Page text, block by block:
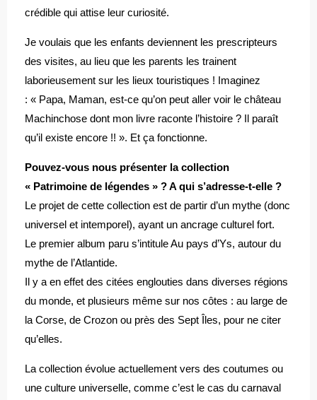
crédible qui attise leur curiosité.
Je voulais que les enfants deviennent les prescripteurs
des visites, au lieu que les parents les trainent
laborieusement sur les lieux touristiques ! Imaginez
: « Papa, Maman, est-ce qu’on peut aller voir le château
Machinchose dont mon livre raconte l’histoire ? Il paraît
qu’il existe encore !! ». Et ça fonctionne.
Pouvez-vous nous présenter la collection
« Patrimoine de légendes » ? A qui s’adresse-t-elle ?
Le projet de cette collection est de partir d’un mythe (donc
universel et intemporel), ayant un ancrage culturel fort.
Le premier album paru s’intitule Au pays d’Ys, autour du
mythe de l’Atlantide.
Il y a en effet des citées englouties dans diverses régions
du monde, et plusieurs même sur nos côtes : au large de
la Corse, de Crozon ou près des Sept Îles, pour ne citer
qu’elles.
La collection évolue actuellement vers des coutumes ou
une culture universelle, comme c’est le cas du carnaval